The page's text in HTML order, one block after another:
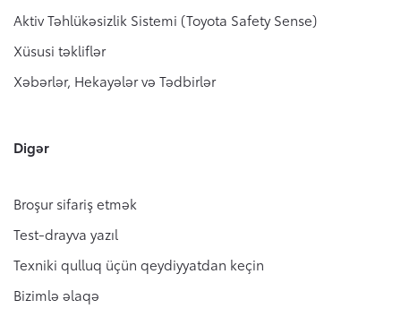
Aktiv Təhlükəsizlik Sistemi (Toyota Safety Sense)
Xüsusi təkliflər
Xəbərlər, Hekayələr və Tədbirlər
Digər
Broşur sifariş etmək
Test-drayva yazıl
Texniki qulluq üçün qeydiyyatdan keçin
Bizimlə əlaqə